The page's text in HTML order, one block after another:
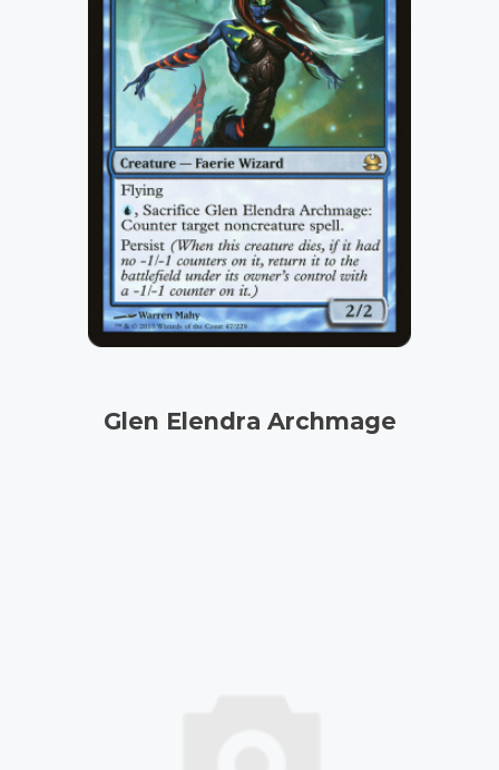
Glen Elendra Archmage